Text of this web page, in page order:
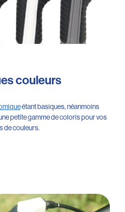
couleurs
étant basiques, néanmoins
petite gamme de coloris pour vos
de couleurs.